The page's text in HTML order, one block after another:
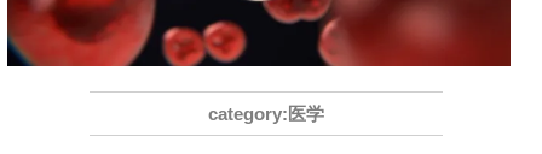
医学